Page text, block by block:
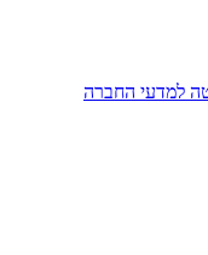
למדעי החברה